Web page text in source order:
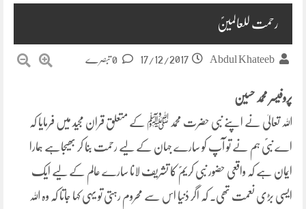
رحمت للعالمینؐ
Abdul Khateeb
17/12/2017
پروفیسر محمد حسین
اللہ تعالیٰ نے اپنے نبی حضرت محمد ﷺ کے متعلق قران مجید میں فرمایا کہ
اے نبیؐ ہم نے تو آپ کو سارے جہان کے لیے رحمت بنا کر بھیجاہے ہمارا
ایمان ہے کہ واقعی حضور نبی کریمؐ کا تشریف لانا سارے عالم کے لیے ایک
ایسی بڑی نعمت تھی۔ کہ اگر دُنیا اس سے محروم رہتی تو یہی کہا جاتا کہ وہ اللہ